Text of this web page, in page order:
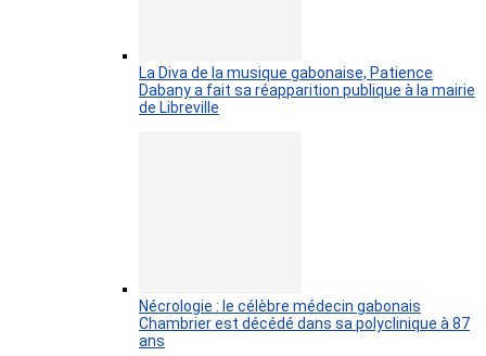
La Diva de la musique gabonaise, Patience
Dabany a fait sa réapparition publique à la mairie
de Libreville
Nécrologie : le célèbre médecin gabonais
Chambrier est décédé dans sa polyclinique à 87
ans